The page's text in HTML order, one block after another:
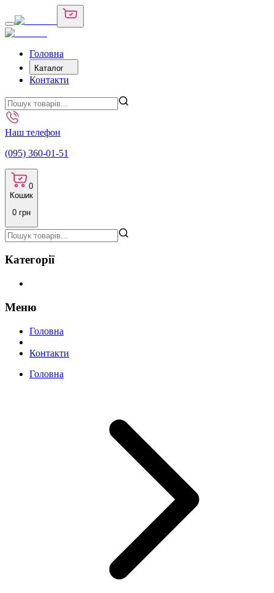
Головна
Каталог
Контакти
Наш телефон
(095) 360-01-51
0
Кошик
0 грн
Категорії
Меню
Головна
Контакти
Головна